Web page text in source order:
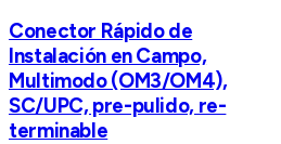
Conector Rápido de
Instalación en Campo,
Multimodo (OM3/OM4),
SC/UPC, pre-pulido, re-
terminable